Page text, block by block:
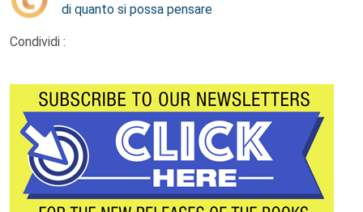
di quanto si possa pensare
Condividi :